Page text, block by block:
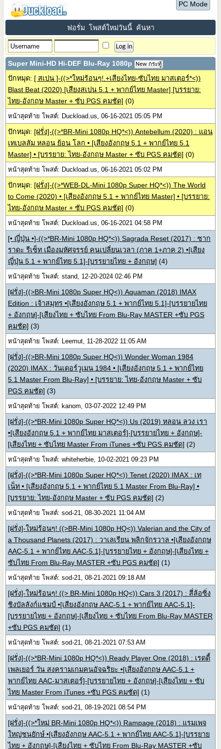
PC Mode
ฟอรั่ม โพสต์ใหม่วันนี้ ค้นหา
Super Mini-HD Hi-DEF Blu-Ray 1080p New กระทู้
ปักหมุด: [ สเปน ]-((>*ใหม่ร้อนๆ!.+เสียงไทย-ซับไทย มาสเตอร์*<))
Blast Beat (2020) [เสียงสเปน 5.1 + พากย์ไทย Master] [บรรยาย:
ไทย-อังกฤษ Master + ซับ PGS คมชัด] (0)
หน้าสุดท้าย โพสต์: Duckload.us, 06-16-2021 05:05 PM
ปักหมุด: [ฝรั่ง]-((>*BR-Mini 1080p HQ*<)) Antebellum (2020) : แอน
เทเบลลัม หลอน ย้อน โลก • [เสียงอังกฤษ 5.1 + พากย์ไทย 5.1
Master] • [บรรยาย: ไทย-อังกฤษ Master + ซับ PGS คมชัด] (0)
หน้าสุดท้าย โพสต์: Duckload.us, 06-16-2021 05:02 PM
ปักหมุด: [ฝรั่ง]-((>*WEB-DL-Mini 1080p Super HQ*<)) The World
to Come (2020) • [เสียงอังกฤษ 5.1 + พากย์ไทย Master] • [บรรยาย:
ไทย-อังกฤษ Master + ซับ PGS คมชัด] (0)
หน้าสุดท้าย โพสต์: Duckload.us, 06-16-2021 04:58 PM
[• ญี่ปุ่น •]-((>*BR-Mini 1080p HQ*<)) Sagrada Reset (2017) : ซาก
ราดะ รีเซ็ท เมืองมหัศจรรย์ คนเปลี่ยนเวลา (ภาค 1+ภาค 2) •[เสียง
ญี่ปุ่น 5.1 + พากย์ไทย 5.1]-[บรรยายไทย + อังกฤษ] (4)
หน้าสุดท้าย โพสต์: stand, 12-20-2024 02:46 PM
[ฝรั่ง]-((>BR-Mini 1080p Super HQ<)) Aquaman (2018) IMAX
Edition : เจ้าสมุทร •[เสียงอังกฤษ 5.1 + พากย์ไทย 5.1]-[บรรยายไทย
+ อังกฤษ]-[เสียงไทย + ซับไทย From Blu-Ray MASTER +ซับ PGS
คมชัด] (3)
หน้าสุดท้าย โพสต์: Leemut, 11-28-2022 11:05 AM
[ฝรั่ง]-((>BR-Mini 1080p Super HQ<)) Wonder Woman 1984
(2020) IMAX : วันเดอร์วูเมน 1984 • [เสียงอังกฤษ 5.1 + พากย์ไทย
5.1 Master From Blu-Ray] • [บรรยาย: ไทย-อังกฤษ Master + ซับ
PGS คมชัด] (3)
หน้าสุดท้าย โพสต์: kanom, 03-07-2022 12:49 PM
[ฝรั่ง]-((>*BR-Mini 1080p Super HQ*<)) Us (2019) หลอน ลวง เรา
•[เสียงอังกฤษ 5.1 + พากย์ไทย มาสเตอร์]-[บรรยายไทย + อังกฤษ]-
[เสียงไทย + ซับไทย Master From iTunes +ซับ PGS คมชัด] (2)
หน้าสุดท้าย โพสต์: whiteherbie, 10-02-2021 09:23 PM
[ฝรั่ง]-((>*BR-Mini 1080p Super HQ*<)) Tenet (2020) IMAX : เท
เน็ท • [เสียงอังกฤษ 5.1 + พากย์ไทย 5.1 Master From Blu-Ray] •
[บรรยาย: ไทย-อังกฤษ Master + ซับ PGS คมชัด] (2)
หน้าสุดท้าย โพสต์: sod-21, 08-30-2021 11:04 AM
[ฝรั่ง]-ใหม่ร้อนๆ! ((>BR-Mini 1080p HQ<)) Valerian and the City of
a Thousand Planets (2017) : วาเลเรียน พลิกจักรวาล •[เสียงอังกฤษ
AAC-5.1 + พากย์ไทย AAC-5.1]-[บรรยายไทย + อังกฤษ]-[เสียงไทย +
ซับไทย From Blu-Ray MASTER +ซับ PGS คมชัด] (1)
หน้าสุดท้าย โพสต์: sod-21, 08-21-2021 09:18 AM
[ฝรั่ง]-ใหม่ร้อนๆ! ((> BR-Mini 1080p HQ<)) Cars 3 (2017) : สี่ล้อซิ่ง
ชิงบัลลังก์แชมป์ •[เสียงอังกฤษ AAC-5.1 + พากย์ไทย AAC-5.1]-
[บรรยายไทย + อังกฤษ]-[เสียงไทย + ซับไทย From Blu-Ray MASTER
+ซับ PGS คมชัด] (1)
หน้าสุดท้าย โพสต์: sod-21, 08-21-2021 07:53 AM
[ฝรั่ง]-((>*BR-Mini 1080p HQ*<)) Ready Player One (2018) : เรดดี้
เพลเยอร์ วัน สงครามเกมคนอัจฉริยะ •[เสียงอังกฤษ AAC-5.1 +
พากย์ไทย AAC-มาสเตอร์]-[บรรยายไทย + อังกฤษ]-[เสียงไทย + ซับ
ไทย Master From iTunes +ซับ PGS คมชัด] (1)
หน้าสุดท้าย โพสต์: sod-21, 08-19-2021 08:54 PM
[ฝรั่ง]-((>*ใหม่ BR-Mini 1080p HQ*<)) Rampage (2018) : แรมเพจ
ใหญ่ชนยักษ์ •[เสียงอังกฤษ AAC-5.1 + พากย์ไทย AAC-5.1]-[บรรยาย
ไทย + อังกฤษ]-[เสียงไทย + ซับไทย From Blu-Ray MASTER +ซับ